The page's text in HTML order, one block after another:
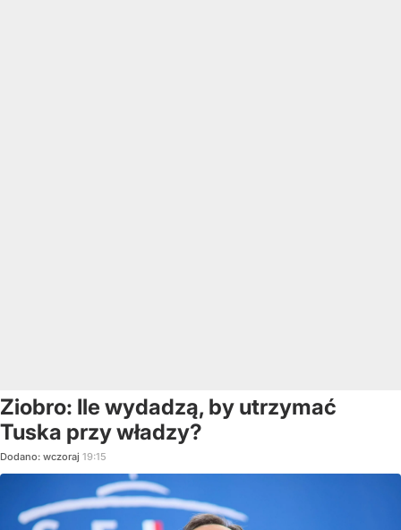
Ziobro: Ile wydadzą, by utrzymać
Tuska przy władzy?
Dodano: wczoraj 19:15